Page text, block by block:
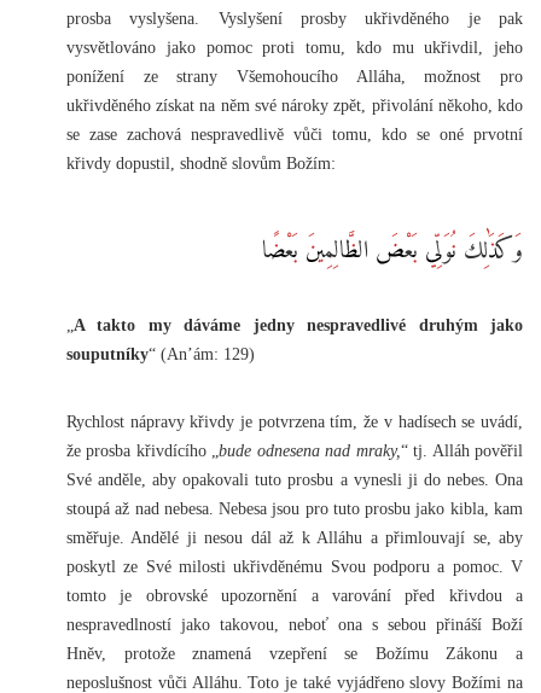
prosba vyslyšena. Vyslyšení prosby ukřivděného je pak
vysvětlováno jako pomoc proti tomu, kdo mu ukřivdil, jeho
ponížení ze strany Všemohoucího Alláha, možnost pro
ukřivděného získat na něm své nároky zpět, přivolání někoho, kdo
se zase zachová nespravedlivě vůči tomu, kdo se oné prvotní
křivdy dopustil, shodně slovům Božím:
وَكَذَٰلِكَ نُوَلِّي بَعْضَ الظَّالِمِينَ بَعْضًا
A takto my dáváme jedny nespravedlivé druhým jako
souputníky“ (An’ám: 129)
Rychlost nápravy křivdy je potvrzena tím, že v hadísech se uvádí,
že prosba křivdícího „bude odnesena nad mraky,“ tj. Alláh pověřil
Své anděle, aby opakovali tuto prosbu a vynesli ji do nebes. Ona
stoupá až nad nebesa. Nebesa jsou pro tuto prosbu jako kibla, kam
směřuje. Andělé ji nesou dál až k Alláhu a přimlouvají se, aby
poskytl ze Své milosti ukřivděnému Svou podporu a pomoc. V
tomto je obrovské upozornění a varování před křivdou a
nespravedlností jako takovou, neboť ona s sebou přináší Boží
Hněv, protože znamená vzepření se Božímu Zákonu a
neposlušnost vůči Alláhu. Toto je také vyjádřeno slovy Božími na